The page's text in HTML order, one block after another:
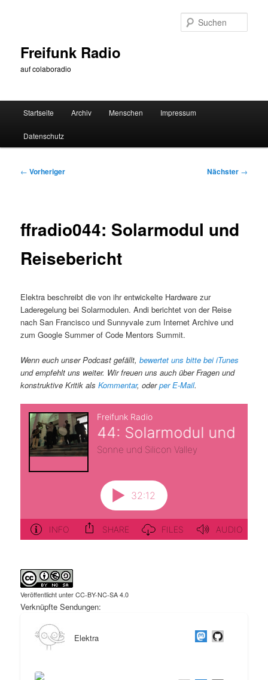
Freifunk Radio
auf colaboradio
Startseite Archiv Menschen Impressum
Datenschutz
Beitragsnavigation
← Vorheriger Nächster →
ffradio044: Solarmodul und
Reisebericht
Elektra beschreibt die von ihr entwickelte Hardware zur
Laderegelung bei Solarmodulen. Andi berichtet von der Reise
nach San Francisco und Sunnyvale zum Internet Archive und
zum Google Summer of Code Mentors Summit.
Wenn euch unser Podcast gefällt,bewertet uns bitte bei iTunes
und empfehlt uns weiter. Wir freuen uns auch über Fragen und
konstruktive Kritik alsKommentar, oderper E-Mail.
Veröffentlicht unter CC-BY-NC-SA 4.0
Verknüpfte Sendungen:
Elektra